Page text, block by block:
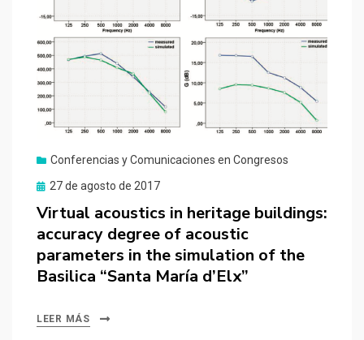
Conferencias y Comunicaciones en Congresos
Publicado
27 de agosto de 2017
Virtual acoustics in heritage buildings:
accuracy degree of acoustic
parameters in the simulation of the
Basilica “Santa María d’Elx”
LEER MÁS